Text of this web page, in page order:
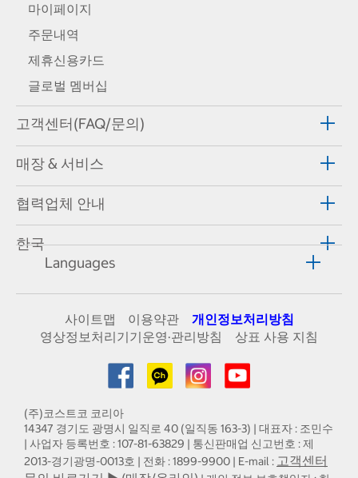
마이페이지
주문내역
제휴신용카드
글로벌 멤버십
고객센터(FAQ/문의)
매장 & 서비스
협력업체 안내
한국
Languages
사이트맵 이용약관
개인정보처리방침
영상정보처리기기운영·관리방침
상표 사용 지침
(주)코스트코 코리아
14347 경기도 광명시 일직로 40 (일직동 163-3) | 대표자 : 조민수
| 사업자 등록번호 : 107-81-63829 | 통신판매업 신고번호 : 제
2013-경기광명-0013호 | 전화 : 1899-9900 | E-mail : 고객센터